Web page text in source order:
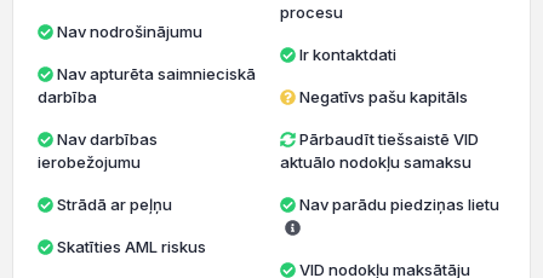
Nav nodrošinājumu
darbība
ierobežojumu
Strādā ar peļņu
Skatīties AML riskus
procesu
Ir kontaktdati
Negatīvs pašu kapitāls
Pārbaudīt tiešsaistē VID
aktuālo nodokļu samaksu
Nav parādu piedziņas lietu
VID nodokļu maksātāju